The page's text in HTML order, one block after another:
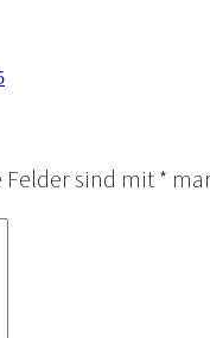
Felder sind mit*